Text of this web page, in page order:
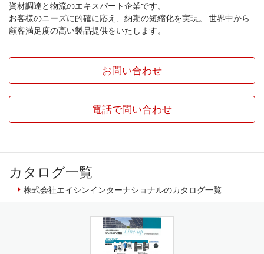
資材調達と物流のエキスパート企業です。
お客様のニーズに的確に応え、納期の短縮化を実現。 世界中から
顧客満足度の高い製品提供をいたします。
お問い合わせ
電話で問い合わせ
カタログ一覧
株式会社エイシンインターナショナルのカタログ一覧